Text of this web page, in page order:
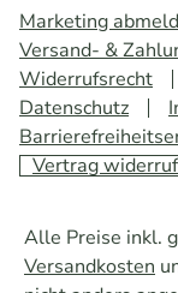
Alle Preise inkl.
Versandkosten
Marketing
Versand- &
Widerrufsrecht
Datenschutz
Vertrag